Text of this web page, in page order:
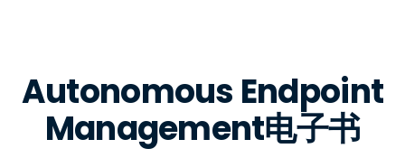
Autonomous Endpoint
Management电子书